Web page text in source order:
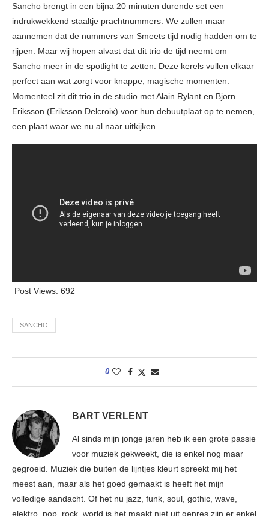
Sancho brengt in een bijna 20 minuten durende set een
indrukwekkend staaltje prachtnummers. We zullen maar
aannemen dat de nummers van Smeets tijd nodig hadden om te
rijpen. Maar wij hopen alvast dat dit trio de tijd neemt om
Sancho meer in de spotlight te zetten. Deze kerels vullen elkaar
perfect aan wat zorgt voor knappe, magische momenten.
Momenteel zit dit trio in de studio met Alain Rylant en Bjorn
Eriksson (Eriksson Delcroix) voor hun debuutplaat op te nemen,
een plaat waar we nu al naar uitkijken.
Post Views: 692
SANCHO
0
BART VERLENT
Al sinds mijn jonge jaren heb ik een grote passie
voor muziek gekweekt, die is enkel nog maar
gegroeid. Muziek die buiten de lijntjes kleurt spreekt mij het
meest aan, maar als het goed gemaakt is heeft het mijn
volledige aandacht. Of het nu jazz, funk, soul, gothic, wave,
elektro, pop, rock, world is het maakt niet uit genres zijn er enkel